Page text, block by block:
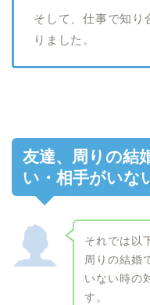
そして、仕事で知り
りました。
友達、周りの結
い・相手がいな
それでは以
周りの結婚
いない時の
す。